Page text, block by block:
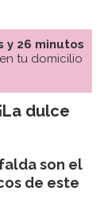
y 26 minutos
tu domicilio
¡La dulce
son el
de este